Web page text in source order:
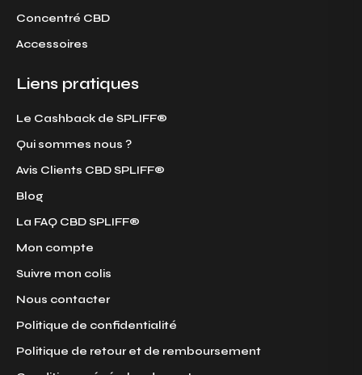
Concentré CBD
Accessoires
Liens pratiques
Le Cashback de SPLIFF®
Qui sommes nous ?
Avis Clients CBD SPLIFF®
Blog
La FAQ CBD SPLIFF®
Mon compte
Suivre mon colis
Nous contacter
Politique de confidentialité
Politique de retour et de remboursement